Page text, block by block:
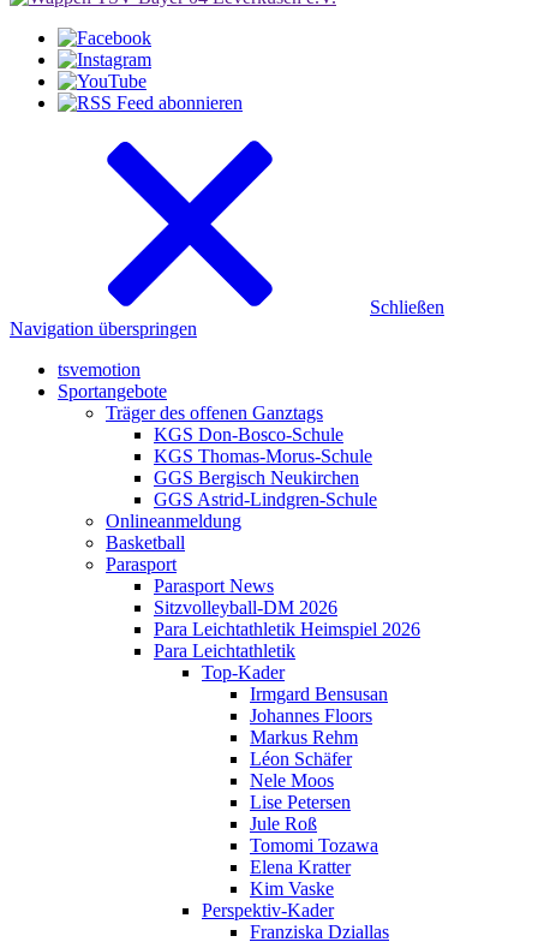
Schließen
Navigation überspringen
tsvemotion
Sportangebote
Träger des offenen Ganztags
KGS Don-Bosco-Schule
KGS Thomas-Morus-Schule
GGS Bergisch Neukirchen
GGS Astrid-Lindgren-Schule
Onlineanmeldung
Basketball
Parasport
Parasport News
Sitzvolleyball-DM 2026
Para Leichtathletik Heimspiel 2026
Para Leichtathletik
Top-Kader
Irmgard Bensusan
Johannes Floors
Markus Rehm
Léon Schäfer
Nele Moos
Lise Petersen
Jule Roß
Tomomi Tozawa
Elena Kratter
Kim Vaske
Perspektiv-Kader
Franziska Dziallas